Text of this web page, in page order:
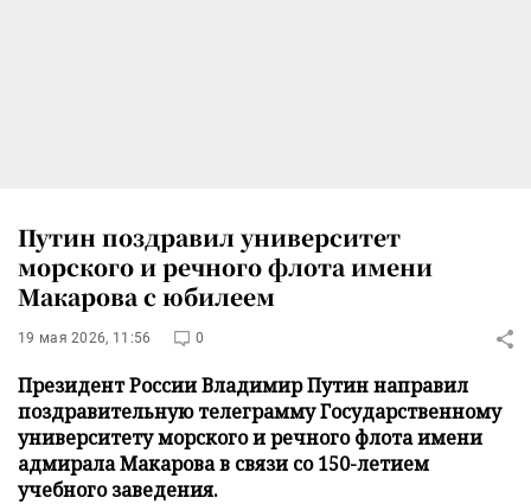
Путин поздравил университет
морского и речного флота имени
Макарова с юбилеем
19 мая 2026, 11:56 0
Президент России Владимир Путин направил
поздравительную телеграмму Государственному
университету морского и речного флота имени
адмирала Макарова в связи со 150-летием
учебного заведения.